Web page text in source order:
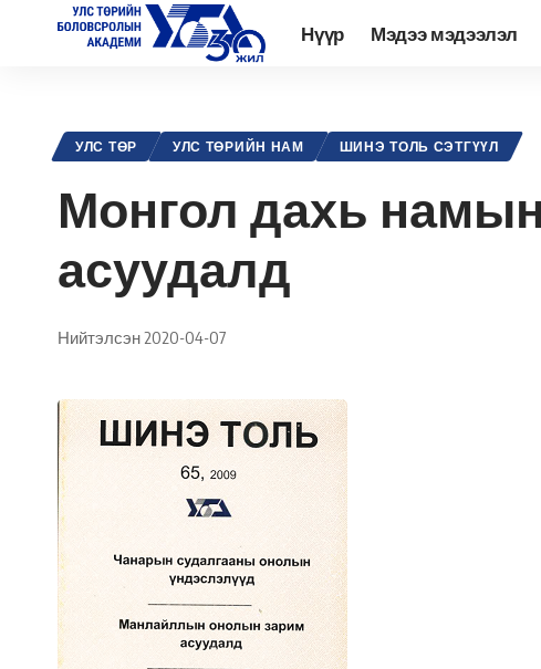
Нүүр Мэдээ мэдээлэл
УЛС ТӨР УЛС ТӨРИЙН НАМ ШИНЭ ТОЛЬ СЭТГҮҮЛ
Монгол дахь
асуудалд
Нийтэлсэн 2020-04-07